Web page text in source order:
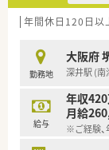
年間休日120日以
勤務地
大阪府
深井駅 (南
給与
年収
月給
※ご経験、